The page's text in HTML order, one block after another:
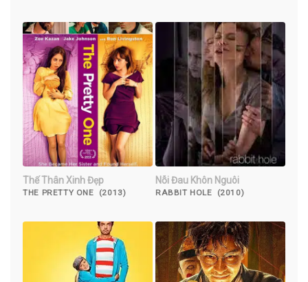
Thế Thân Xinh Đẹp
THE PRETTY ONE (2013)
Nỗi Đau Khôn Nguôi
RABBIT HOLE (2010)